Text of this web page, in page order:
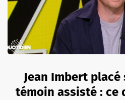
Jean Imbert
témoin assisté : ce